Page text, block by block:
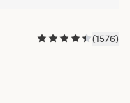
(1576)